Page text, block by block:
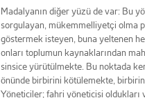
Madalyanın diğer yüzü de var: Bu
sorgulayan, mükemmelliyetçi olma
göstermek isteyen, buna yeltenen
onları toplumun kaynaklarından
sinsice yürütülmekte. Bu noktada
önünde birbirini kötülemekte,
Yöneticiler; fahri yöneticisi oldukları